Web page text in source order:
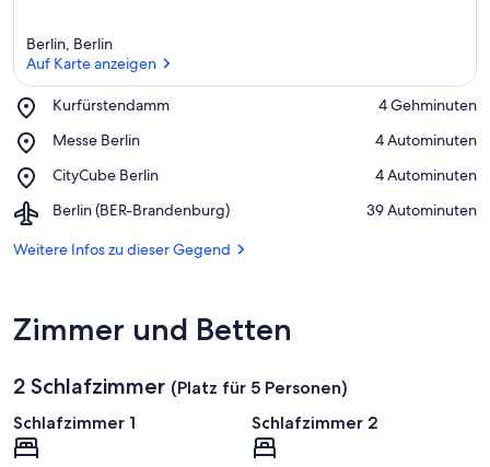
Berlin, Berlin
Auf Karte anzeigen
Kurfürstendamm
Place,
‪4 Gehminuten‬
Messe Berlin
Place,
Berlin
‪4 Autominuten‬
CityCube Berlin
Place,
Berlin
‪4 Autominuten‬
Berlin (BER-Brandenburg)
Airport,
(BER-
‪39 Autominuten‬
Weitere Infos zu dieser Gegend
Zimmer und Betten
2 Schlafzimmer (Platz für 5 Personen)
Schlafzimmer 1
Schlafzimmer 2